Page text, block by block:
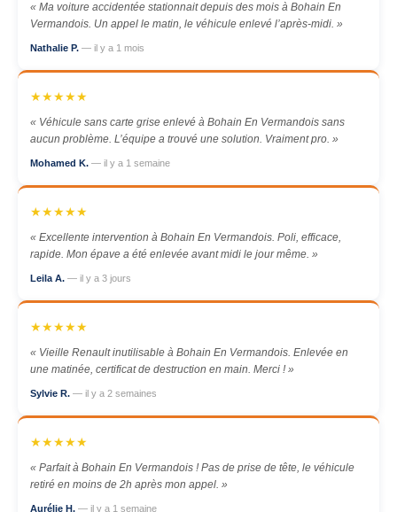
« Ma voiture accidentée stationnait depuis des mois à Bohain En
Vermandois. Un appel le matin, le véhicule enlevé l’après-midi. »
Nathalie P. — il y a 1 mois
★★★★★
« Véhicule sans carte grise enlevé à Bohain En Vermandois sans
aucun problème. L’équipe a trouvé une solution. Vraiment pro. »
Mohamed K. — il y a 1 semaine
★★★★★
« Excellente intervention à Bohain En Vermandois. Poli, efficace,
rapide. Mon épave a été enlevée avant midi le jour même. »
Leila A. — il y a 3 jours
★★★★★
« Vieille Renault inutilisable à Bohain En Vermandois. Enlevée en
une matinée, certificat de destruction en main. Merci ! »
Sylvie R. — il y a 2 semaines
★★★★★
« Parfait à Bohain En Vermandois ! Pas de prise de tête, le véhicule
retiré en moins de 2h après mon appel. »
Aurélie H. — il y a 1 semaine